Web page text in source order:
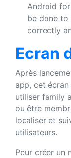
Android
be done to
correctly
Ecran
Après
app, cet
utiliser family
ou être
localiser et
utilisateurs.
Pour créer un